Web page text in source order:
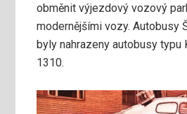
obměnit výjezdový vozový
modernějšími vozy. Autobusy
byly nahrazeny autobusy typu
1310.